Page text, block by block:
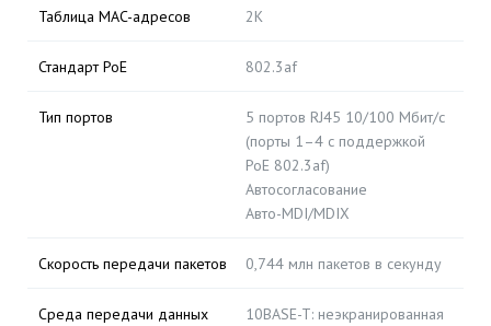
Таблица MAC-адресов 2K
Стандарт PoE 802.3af
Тип портов
5 портов RJ45 10/100 Мбит/с
(порты 1–4 с поддержкой
PoE 802.3af)
Автосогласование
Авто-MDI/MDIX
Скорость передачи пакетов 0,744 млн пакетов в секунду
Среда передачи данных 10BASE-T: неэкранированная